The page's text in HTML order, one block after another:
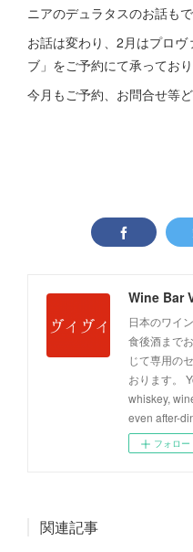
ニアのデュラタスのお話も
お話は変わり、2月はプロ
ブ」をご予約にて承っており
今月もご予約、お問合せ等
Wine Bar
日本のワイ
食後酒まで
じて専用の
おります。
whiskey,
even after-
フォロー
関連記事